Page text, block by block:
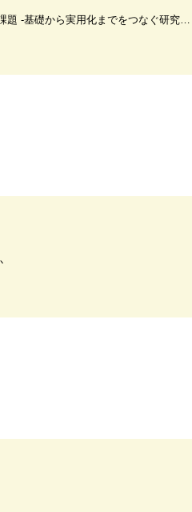
-基礎から実用化までをつなぐ研究開発